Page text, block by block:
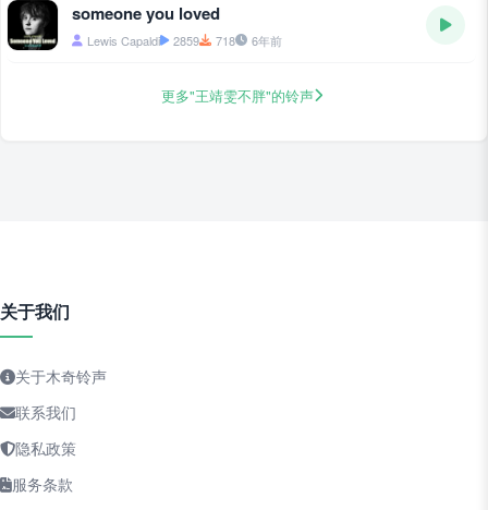
someone you loved
Lewis Capaldi 2859 718 6年前
更多"王靖雯不胖"的铃声
关于我们
关于木奇铃声
联系我们
隐私政策
服务条款